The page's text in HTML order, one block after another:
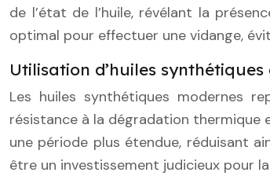
de l’état de l’huile, révélant la
optimal pour effectuer une vidange,
Utilisation d’huiles
Les huiles synthétiques modernes
résistance à la dégradation thermique
une période plus étendue, réduisant
être un investissement judicieux pour